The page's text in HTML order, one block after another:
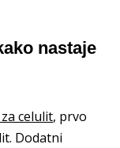
nastaje
celulit, prvo
Dodatni